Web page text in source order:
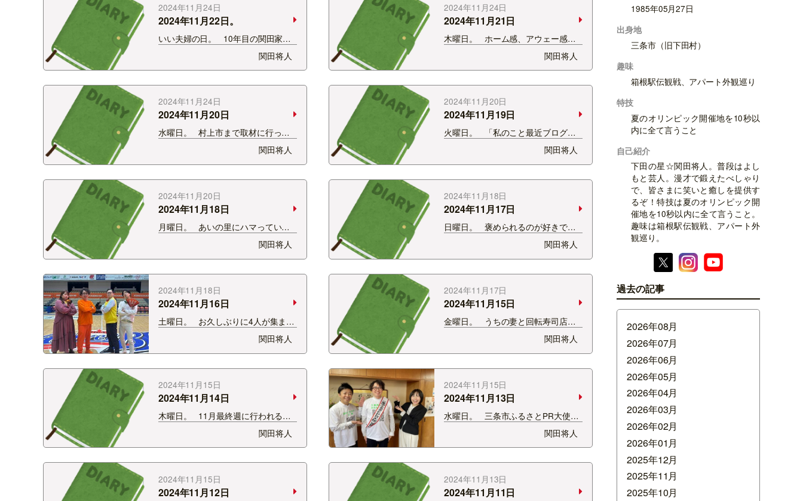
2024年11月24日
2024年11月22日。
いい夫婦の日。 10年目の関田家。
なんやかんやで仲良くやっていま
す。 うちの妻は僕がメディアに出て
いて、 結婚してから少しは有名にな
っていることを信じていません。
なので人が集まるイベントに…
関田将人
2024年11月24日
2024年11月21日
木曜日。 ホーム感、アウェー感。
みなさん感じることはありますか？
考えすぎな部分もあるとは思うので
すが、 完成された世界に飛び込む時
に感じます。 知らない人が来た時の
異物を見る目。 いやそん…
関田将人
2024年11月24日
2024年11月20日
水曜日。 村上市まで取材に行って
きました。 知らない場所だからこそ
出会える景色あるんだなぁとしみじ
み。 人との出会いが好きなのでどん
な場所に行くのもやめられない。
道中ひとりぼっちはなかなか寂…
関田将人
2024年11月20日
2024年11月19日
火曜日。 「私のこと最近ブログで
書かないよね？」 これは誰が言った
でしょう？ このブログの愛読者で
あればすぐに分かりますね！ そうで
す。本間紗理奈です。 まったく意
識してなかった…
関田将人
2024年11月20日
2024年11月18日
月曜日。 あいの里にハマっていま
す。 シーズン1をやっと見始めたの
です。 面白い。 この面白いと思う
部分は視聴者によってすごく変わる
であろう番組。 35歳以上の男女がひ
とつ屋根の下で暮らしなが…
関田将人
2024年11月18日
2024年11月17日
日曜日。 褒められるのが好きで
す。 ただこの年齢になってくると、
そんなに簡単に褒められることはあ
りません。 今日嬉しかったのはテ
レビ局の守衛さんに褒められたこ
と。 帰り際に親指を立てて「今日…
関田将人
2024年11月18日
2024年11月16日
土曜日。 お久しぶりに4人が集まり
ました。 配色含めてちょうどいい
関田将人
2024年11月17日
2024年11月15日
金曜日。 うちの妻と回転寿司店
へ。 一皿頼んでその寿司を一個ずつ
食べる。 この感じめっちゃいい。
でも本当は僕の胃袋が小さくすぐお
腹いっぱいになるため、 いろんな種
類を食べたい妻とシェアをしな…
関田将人
2024年11月15日
2024年11月14日
木曜日。 11月最終週に行われる
Radio Fes2024 ラジオドラマの収録
が終わりました。 脚本のヤンさ
ん。 よくもまぁこんな本を書いてく
れたなぁと。 （褒め言葉） 僕はただ
ただ与えていた…
関田将人
2024年11月15日
2024年11月13日
水曜日。 三条市ふるさとPR大使見
習い2期目に突入！ ありがたい話で
す。 大使としての名刺がバンバンと
ありますので… 欲しい方はぜひ声を
かけてください。 えんがわでラン
チブレイク…
関田将人
2024年11月15日
2024年11月12日
2024年11月13日
2024年11月11日
1985年05月27日
出身地
三条市（旧下田村）
趣味
箱根駅伝観戦、アパート外観巡り
特技
夏のオリンピック開催地を10秒以
内に全て言うこと
自己紹介
下田の星☆関田将人。普段はよし
もと芸人。漫才で鍛えたべしゃり
で、皆さまに笑いと癒しを提供す
るぞ！特技は夏のオリンピック開
催地を10秒以内に全て言うこと。
趣味は箱根駅伝観戦、アパート外
観巡り。
過去の記事
2026年08月
2026年07月
2026年06月
2026年05月
2026年04月
2026年03月
2026年02月
2026年01月
2025年12月
2025年11月
2025年10月